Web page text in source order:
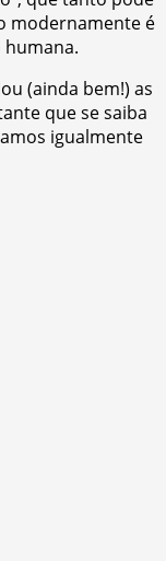
modernamente é
(ainda bem!) as
que se saiba
igualmente